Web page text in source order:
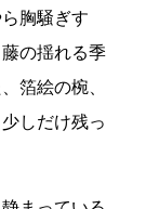
胸騒ぎす
の揺れる季
箔絵の椀、
しだけ残っ